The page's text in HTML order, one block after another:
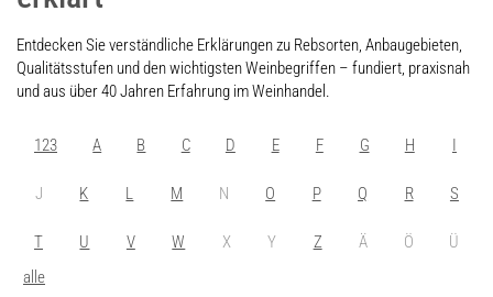
Entdecken Sie verständliche Erklärungen zu Rebsorten, Anbaugebieten,
Qualitätsstufen und den wichtigsten Weinbegriffen – fundiert, praxisnah
und aus über 40 Jahren Erfahrung im Weinhandel.
123 A B C D E F G H I
J K L M N O P Q R S
T U V W X Y Z Ä Ö
Ü
alle